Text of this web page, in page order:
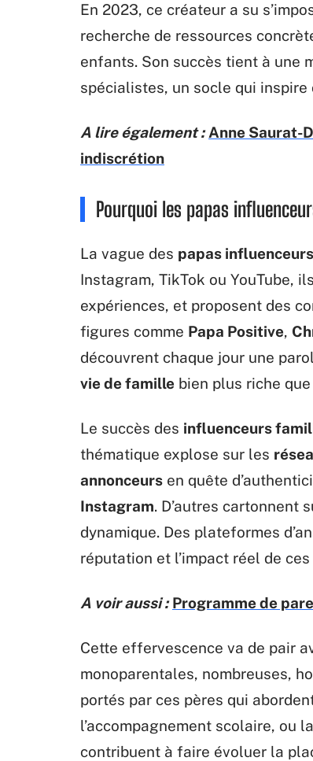
En 2023, ce créateur a su
recherche de ressources
enfants. Son succès tient à une
spécialistes, un socle qui
A lire également : Anne Saurat-
indiscrétion
Pourquoi les papas
La vague des papas influenceurs
Instagram, TikTok ou YouTube,
expériences, et proposent des
figures comme Papa Positive,
découvrent chaque jour une
vie de famille bien plus riche
Le succès des influenceurs
thématique explose sur les
annonceurs en quête
Instagram. D’autres cartonnent
dynamique. Des plateformes
réputation et l’impact réel de
A voir aussi : Programme de
Cette effervescence va de pair
monoparentales, nombreuses,
portés par ces pères qui
l’accompagnement scolaire, ou la
contribuent à faire évoluer la